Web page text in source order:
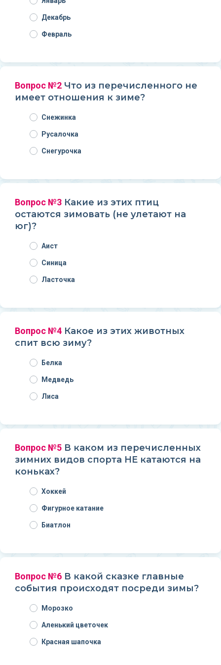
Декабрь
Февраль
Вопрос №2 Что из перечисленного не
имеет отношения к зиме?
Снежинка
Русалочка
Снегурочка
Вопрос №3 Какие из этих птиц
остаются зимовать (не улетают на
юг)?
Аист
Синица
Ласточка
Вопрос №4 Какое из этих животных
спит всю зиму?
Белка
Медведь
Лиса
Вопрос №5 В каком из перечисленных
зимних видов спорта НЕ катаются на
коньках?
Хоккей
Фигурное катание
Биатлон
Вопрос №6 В какой сказке главные
события происходят посреди зимы?
Морозко
Аленький цветочек
Красная шапочка